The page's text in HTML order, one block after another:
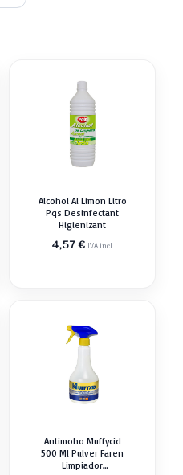
Alcohol Al Limon Litro
Pqs Desinfectant
Higienizant
4,57€ IVA incl.
Antimoho Muffycid
500 Ml Pulver Faren
Limpiador